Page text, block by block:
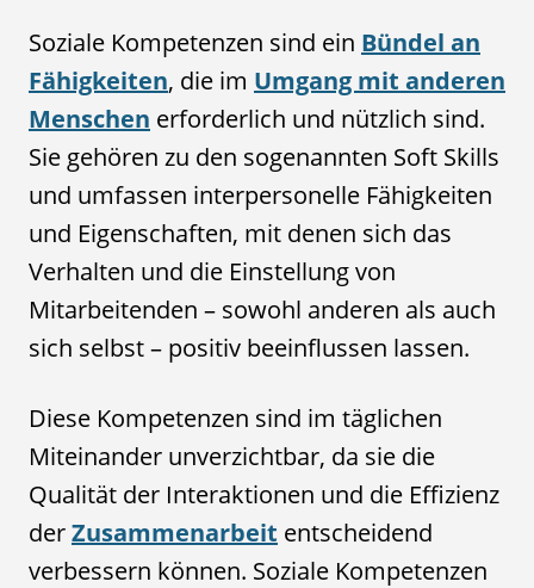
Soziale Kompetenzen sind ein Bündel an
Fähigkeiten, die im Umgang mit anderen
Menschen erforderlich und nützlich sind.
Sie gehören zu den sogenannten Soft Skills
und umfassen interpersonelle Fähigkeiten
und Eigenschaften, mit denen sich das
Verhalten und die Einstellung von
Mitarbeitenden – sowohl anderen als auch
sich selbst – positiv beeinflussen lassen.
Diese Kompetenzen sind im täglichen
Miteinander unverzichtbar, da sie die
Qualität der Interaktionen und die Effizienz
derZusammenarbeit entscheidend
verbessern können. Soziale Kompetenzen